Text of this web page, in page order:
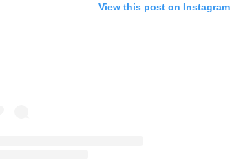
View this post on Instagram